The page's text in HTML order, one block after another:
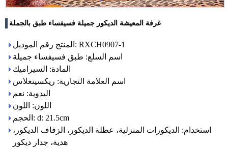
غرفة المعيشة الديكور جميلة فسيفساء طبق بالجملة
المنتج رقم الموديل: RXCH0907-1
اسم السلع: طبق فسيفساء جميلة
المادة: السيراميك
اسم العلامة التجارية: ريكسينغلاس
اليدوية: نعم
اللون: اللون
الحجم: d: 21.5cm
استخدام: الديكورات المنزلية، عطلة الديكور، الزفاف الديكور،
هدية، جدار ديكور